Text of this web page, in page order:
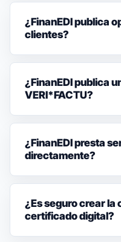
¿FinanEDI publica
clientes?
¿FinanEDI publica
VERI*FACTU?
¿FinanEDI presta
directamente?
¿Es seguro crear la
certificado digital?